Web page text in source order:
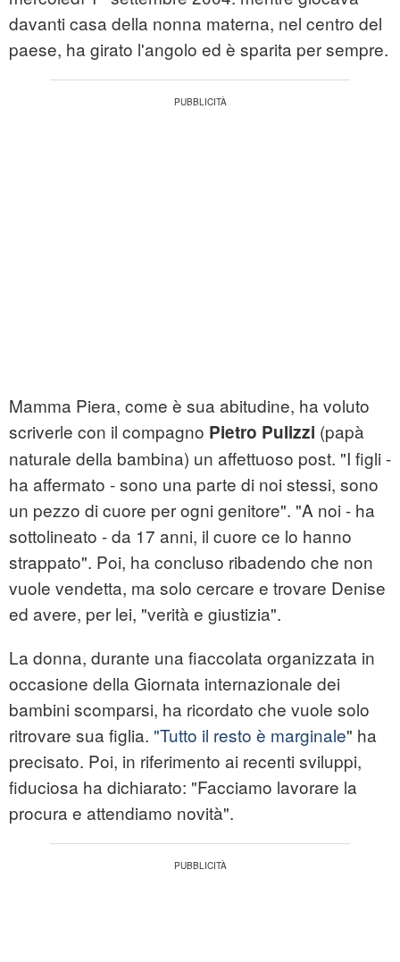
davanti casa della nonna materna, nel centro del
paese, ha girato l'angolo ed è sparita per sempre.
Mamma Piera, come è sua abitudine, ha voluto
scriverle con il compagno Pietro Pulizzi (papà
naturale della bambina) un affettuoso post. "I figli -
ha affermato - sono una parte di noi stessi, sono
un pezzo di cuore per ogni genitore". "A noi - ha
sottolineato - da 17 anni, il cuore ce lo hanno
strappato". Poi, ha concluso ribadendo che non
vuole vendetta, ma solo cercare e trovare Denise
ed avere, per lei, "verità e giustizia".
La donna, durante una fiaccolata organizzata in
occasione della Giornata internazionale dei
bambini scomparsi, ha ricordato che vuole solo
ritrovare sua figlia. "Tutto il resto è marginale" ha
precisato. Poi, in riferimento ai recenti sviluppi,
fiduciosa ha dichiarato: "Facciamo lavorare la
procura e attendiamo novità".